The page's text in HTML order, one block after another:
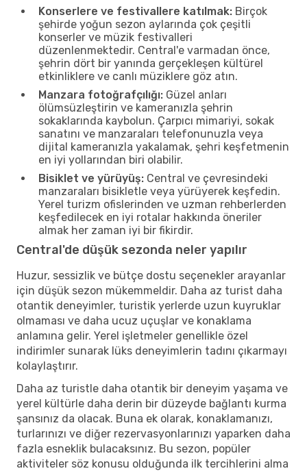
Konserlere ve festivallere katılmak: Birçok
şehirde yoğun sezon aylarında çok çeşitli
konserler ve müzik festivalleri
düzenlenmektedir. Central'e varmadan önce,
şehrin dört bir yanında gerçekleşen kültürel
etkinliklere ve canlı müziklere göz atın.
Manzara fotoğrafçılığı: Güzel anları
ölümsüzleştirin ve kameranızla şehrin
sokaklarında kaybolun. Çarpıcı mimariyi, sokak
sanatını ve manzaraları telefonunuzla veya
dijital kameranızla yakalamak, şehri keşfetmenin
en iyi yollarından biri olabilir.
Bisiklet ve yürüyüş: Central ve çevresindeki
manzaraları bisikletle veya yürüyerek keşfedin.
Yerel turizm ofislerinden ve uzman rehberlerden
keşfedilecek en iyi rotalar hakkında öneriler
almak her zaman iyi bir fikirdir.
Central'de düşük sezonda neler yapılır
Huzur, sessizlik ve bütçe dostu seçenekler arayanlar
için düşük sezon mükemmeldir. Daha az turist daha
otantik deneyimler, turistik yerlerde uzun kuyruklar
olmaması ve daha ucuz uçuşlar ve konaklama
anlamına gelir. Yerel işletmeler genellikle özel
indirimler sunarak lüks deneyimlerin tadını çıkarmayı
kolaylaştırır.
Daha az turistle daha otantik bir deneyim yaşama ve
yerel kültürle daha derin bir düzeyde bağlantı kurma
şansınız da olacak. Buna ek olarak, konaklamanızı,
turlarınızı ve diğer rezervasyonlarınızı yaparken daha
fazla esneklik bulacaksınız. Bu sezon, popüler
aktiviteler söz konusu olduğunda ilk tercihlerini alma